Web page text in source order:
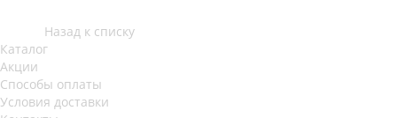
Назад к списку
Каталог
Акции
Способы оплаты
Условия доставки